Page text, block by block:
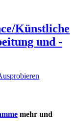
Künstliche
und -
mehr und